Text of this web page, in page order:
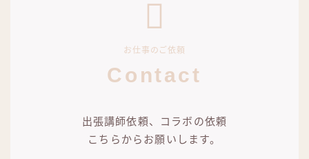
お仕事のご依頼
Contact
出張講師依頼、コラボの依頼
こちらからお願いします。